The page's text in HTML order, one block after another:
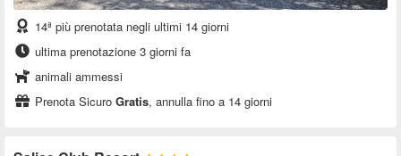
14ª più prenotata negli ultimi 14 giorni
ultima prenotazione 3 giorni fa
animali ammessi
Prenota Sicuro Gratis, annulla fino a 14 giorni